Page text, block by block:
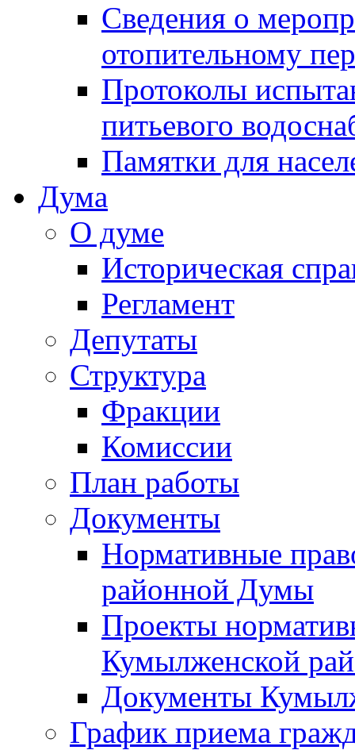
Сведения о
отопительному
Протоколы
питьевого
Памятки для
Дума
О думе
Историческая
Регламент
Депутаты
Структура
Фракции
Комиссии
План работы
Документы
Нормативные
районной Думы
Проекты
Кумылженской
Документы
График приема